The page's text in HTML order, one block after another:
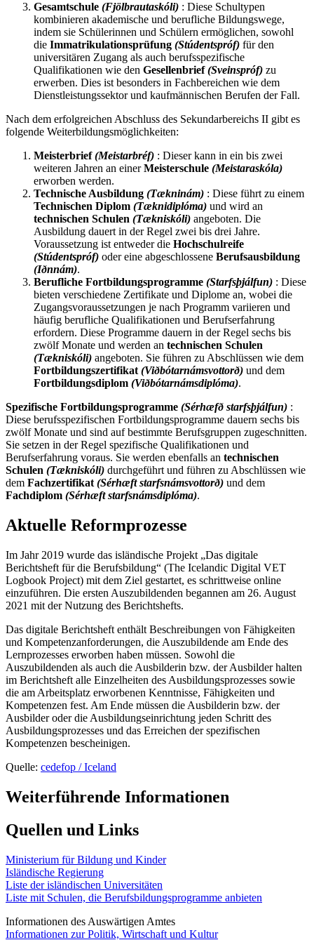
Gesamtschule (Fjölbrautaskóli) : Diese Schultypen
kombinieren akademische und berufliche Bildungswege,
indem sie Schülerinnen und Schülern ermöglichen, sowohl
die Immatrikulationsprüfung (Stúdentspróf) für den
universitären Zugang als auch berufsspezifische
Qualifikationen wie den Gesellenbrief(Sveinspróf) zu
erwerben. Dies ist besonders in Fachbereichen wie dem
Dienstleistungssektor und kaufmännischen Berufen der Fall.
Nach dem erfolgreichen Abschluss des Sekundarbereichs II gibt es
folgende Weiterbildungsmöglichkeiten:
Meisterbrief(Meistarbréf) : Dieser kann in ein bis zwei
weiteren Jahren an einerMeisterschule (Meistaraskóla)
erworben werden.
Technische Ausbildung (Tækninám) : Diese führt zu einem
Technischen Diplom (Tæknidiplóma) und wird an
technischen Schulen (Tækniskóli) angeboten. Die
Ausbildung dauert in der Regel zwei bis drei Jahre.
Voraussetzung ist entweder die Hochschulreife
(Stúdentspróf) oder eine abgeschlossene Berufsausbildung
(Iðnnám).
Berufliche Fortbildungsprogramme (Starfsþjálfun) : Diese
bieten verschiedene Zertifikate und Diplome an, wobei die
Zugangsvoraussetzungen je nach Programm variieren und
häufig berufliche Qualifikationen und Berufserfahrung
erfordern. Diese Programme dauern in der Regel sechs bis
zwölf Monate und werden an technischen Schulen
(Tækniskóli) angeboten. Sie führen zu Abschlüssen wie dem
Fortbildungszertifikat (Viðbótarnámsvottorð) und dem
Fortbildungsdiplom (Viðbótarnámsdiplóma).
Spezifische Fortbildungsprogramme (Sérhæfð starfsþjálfun) :
Diese berufsspezifischen Fortbildungsprogramme dauern sechs bis
zwölf Monate und sind auf bestimmte Berufsgruppen zugeschnitten.
Sie setzen in der Regel spezifische Qualifikationen und
Berufserfahrung voraus. Sie werden ebenfalls an technischen
Schulen (Tækniskóli) durchgeführt und führen zu Abschlüssen wie
dem Fachzertifikat (Sérhæft starfsnámsvottorð) und dem
Fachdiplom (Sérhæft starfsnámsdiplóma).
Aktuelle Reformprozesse
Im Jahr 2019 wurde das isländische Projekt „Das digitale
Berichtsheft für die Berufsbildung“ (The Icelandic Digital VET
Logbook Project) mit dem Ziel gestartet, es schrittweise online
einzuführen. Die ersten Auszubildenden begannen am 26. August
2021 mit der Nutzung des Berichtshefts.
Das digitale Berichtsheft enthält Beschreibungen von Fähigkeiten
und Kompetenzanforderungen, die Auszubildende am Ende des
Lernprozesses erworben haben müssen. Sowohl die
Auszubildenden als auch die Ausbilderin bzw. der Ausbilder halten
im Berichtsheft alle Einzelheiten des Ausbildungsprozesses sowie
die am Arbeitsplatz erworbenen Kenntnisse, Fähigkeiten und
Kompetenzen fest. Am Ende müssen die Ausbilderin bzw. der
Ausbilder oder die Ausbildungseinrichtung jeden Schritt des
Ausbildungsprozesses und das Erreichen der spezifischen
Kompetenzen bescheinigen.
Quelle: cedefop / Iceland
Weiterführende Informationen
Quellen und Links
Ministerium für Bildung und Kinder
Isländische Regierung
Liste der isländischen Universitäten
Liste mit Schulen, die Berufsbildungsprogramme anbieten
Informationen des Auswärtigen Amtes
Informationen zur Politik, Wirtschaft und Kultur